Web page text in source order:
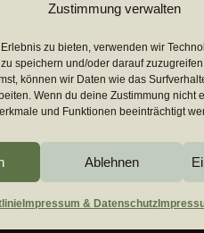
Zustimmung verwalten
zu bieten, verwenden wir
speichern und/oder darauf
können wir Daten wie das
Wenn du deine Zustimmung nicht
und Funktionen beeinträchtigt
Ablehnen
Impressum & Datenschutz
(EU)
Impressum &